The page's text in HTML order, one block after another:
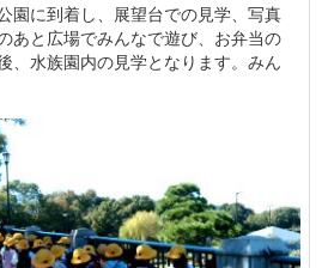
園に到着し、展望台での見学、写真
あと広場でみんなで遊び、お弁当の
、水族園内の見学となります。みん